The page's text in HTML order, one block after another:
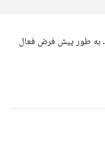
به طور پیش فرض فعال